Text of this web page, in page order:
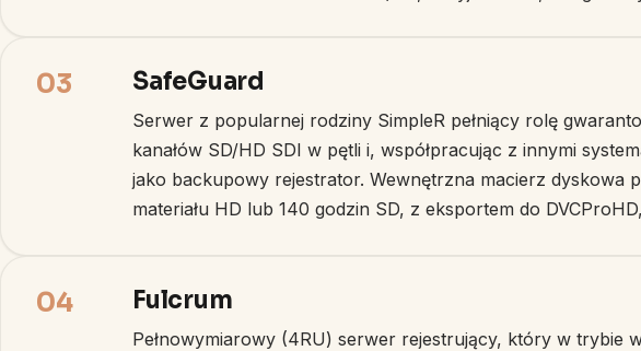
03 SafeGuard
Serwer z popularnej rodziny SimpleR pełniący rolę
kanałów SD/HD SDI w pętli i, współpracując z innymi
jako backupowy rejestrator. Wewnętrzna macierz dyskowa
materiału HD lub 140 godzin SD, z eksportem do
04 Fulcrum
Pełnowymiarowy (4RU) serwer rejestrujący, który w trybie